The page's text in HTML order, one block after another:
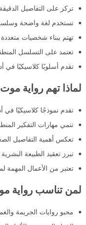
تركز على التفاصيل
تستخدم لغة واضحة وسلسة
تهتم ببناء شخصيات متعددة
تعتمد على التسلسل
تقدم أسلوبًا كلاسيكيًا في
لماذا تهم رواية
تقدم نموذجًا كلاسيكيًا في
تنمي مهارات التفكير
تعكس أهمية التفاصيل
تبرز تعقيد الطبيعة
تعتبر من الأعمال المهمة
لمن تناسب رواية
محبو روايات الجريمة